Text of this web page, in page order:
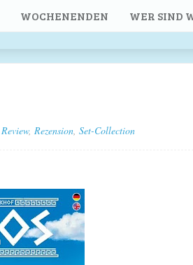
WOCHENENDEN WER SIND
Review, Rezension, Set-Collection